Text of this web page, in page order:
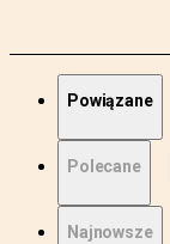
Powiązane
Polecane
Najnowsze